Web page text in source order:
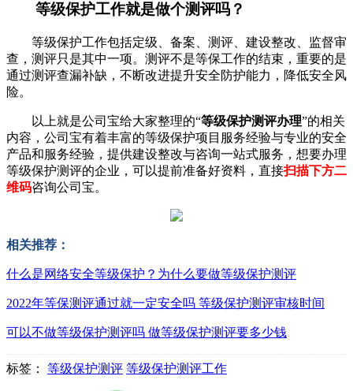
等级保护工作就是做个测评吗？
等级保护工作包括定级、备案、测评、建设整改、监督审
查，测评只是其中一项。测评不是等保工作的结束，重要的是
通过测评查漏补缺，不断改进提升安全防护能力，降低安全风
险。
以上就是公司宝给大家整理的“等级保护测评办理”的相关
内容，公司宝有着丰富的等级保护项目服务经验与专业的安全
产品和服务经验，提供建设整改与咨询一站式服务，想要办理
等级保护测评的企业，可以提前准备好资料，直接扫描下方二
维码咨询公司宝。
相关推荐：
什么是网络安全等级保护？为什么要做等级保护测评
2022年等保测评通过就一定安全吗 等级保护测评审核时间
可以不做等级保护测评吗 做等级保护测评要多少钱
标签： 等级保护测评 等级保护测评工作